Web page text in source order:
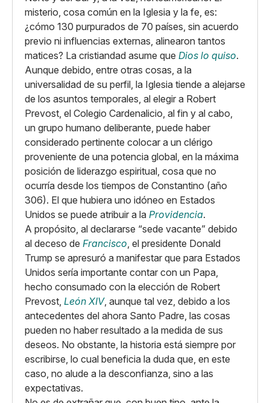
misterio, cosa común en la Iglesia y la fe, es:
¿cómo 130 purpurados de 70 países, sin acuerdo
previo ni influencias externas, alinearon tantos
matices? La cristiandad asume que Dios lo quiso.
Aunque debido, entre otras cosas, a la
universalidad de su perfil, la Iglesia tiende a alejarse
de los asuntos temporales, al elegir a Robert
Prevost, el Colegio Cardenalicio, al fin y al cabo,
un grupo humano deliberante, puede haber
considerado pertinente colocar a un clérigo
proveniente de una potencia global, en la máxima
posición de liderazgo espiritual, cosa que no
ocurría desde los tiempos de Constantino (año
306). El que hubiera uno idóneo en Estados
Unidos se puede atribuir a la Providencia.
A propósito, al declararse “sede vacante” debido
al deceso de Francisco, el presidente Donald
Trump se apresuró a manifestar que para Estados
Unidos sería importante contar con un Papa,
hecho consumado con la elección de Robert
Prevost, León XIV, aunque tal vez, debido a los
antecedentes del ahora Santo Padre, las cosas
pueden no haber resultado a la medida de sus
deseos. No obstante, la historia está siempre por
escribirse, lo cual beneficia la duda que, en este
caso, no alude a la desconfianza, sino a las
expectativas.